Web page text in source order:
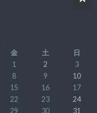
金 土
日
1
2
3
8 9
10
15 16
17
22 23
24
29 30
31